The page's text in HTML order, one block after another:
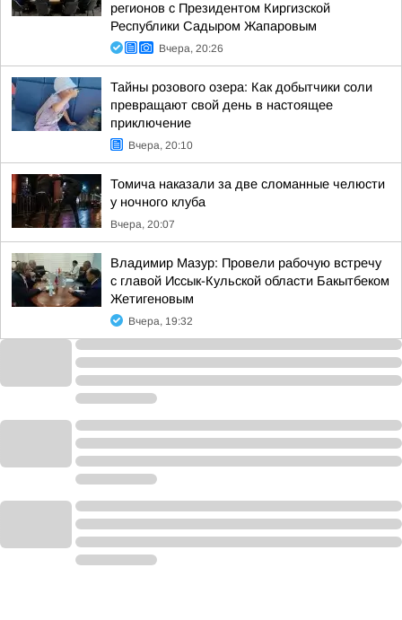
регионов с Президентом Киргизской
Республики Садыром Жапаровым
Вчера, 20:26
Тайны розового озера: Как добытчики соли
превращают свой день в настоящее
приключение
Вчера, 20:10
Томича наказали за две сломанные челюсти
у ночного клуба
Вчера, 20:07
Владимир Мазур: Провели рабочую встречу
с главой Иссык-Кульской области Бакытбеком
Жетигеновым
Вчера, 19:32